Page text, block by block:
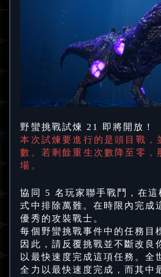
野蠻挑戰試煉 21 即將開放！
本次試煉要進行的是頭目戰，
數。若剩餘重生次數降至零，
場。
協同 5 名玩家聯手戰鬥，在這
式中排除萬難。在時限內完成
優秀的攻裝戰士。
每個野蠻挑戰事件中的任務目
因此，請反覆挑戰並不斷改良
以最快速度完成這項任務。全
全力以最快速度完成，而其中